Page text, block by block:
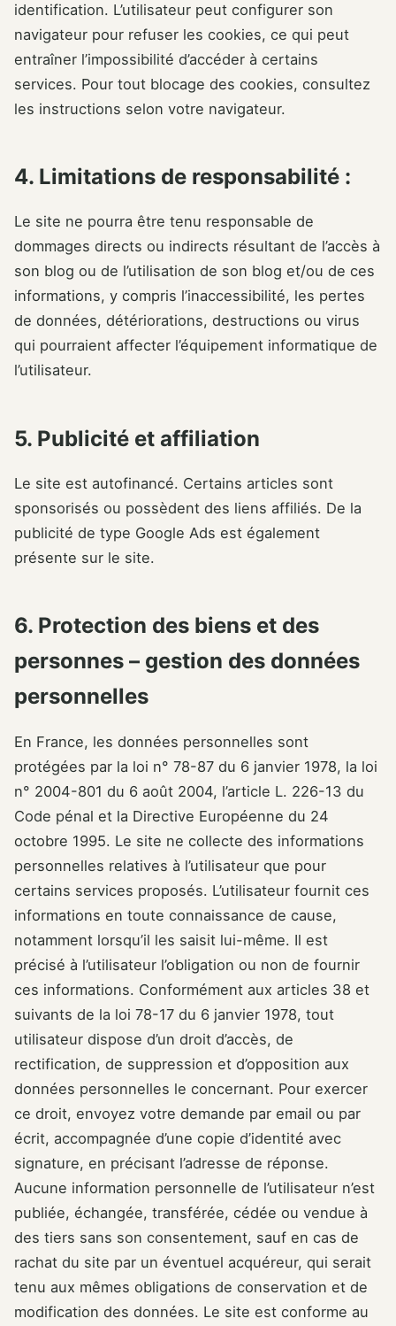
identification. L’utilisateur peut configurer son
navigateur pour refuser les cookies, ce qui peut
entraîner l’impossibilité d’accéder à certains
services. Pour tout blocage des cookies, consultez
les instructions selon votre navigateur.
4. Limitations de responsabilité :
Le site ne pourra être tenu responsable de
dommages directs ou indirects résultant de l’accès à
son blog ou de l’utilisation de son blog et/ou de ces
informations, y compris l’inaccessibilité, les pertes
de données, détériorations, destructions ou virus
qui pourraient affecter l’équipement informatique de
l’utilisateur.
5. Publicité et affiliation
Le site est autofinancé. Certains articles sont
sponsorisés ou possèdent des liens affiliés. De la
publicité de type Google Ads est également
présente sur le site.
6. Protection des biens et des
personnes – gestion des données
personnelles
En France, les données personnelles sont
protégées par la loi n° 78-87 du 6 janvier 1978, la loi
n° 2004-801 du 6 août 2004, l’article L. 226-13 du
Code pénal et la Directive Européenne du 24
octobre 1995. Le site ne collecte des informations
personnelles relatives à l’utilisateur que pour
certains services proposés. L’utilisateur fournit ces
informations en toute connaissance de cause,
notamment lorsqu’il les saisit lui-même. Il est
précisé à l’utilisateur l’obligation ou non de fournir
ces informations. Conformément aux articles 38 et
suivants de la loi 78-17 du 6 janvier 1978, tout
utilisateur dispose d’un droit d’accès, de
rectification, de suppression et d’opposition aux
données personnelles le concernant. Pour exercer
ce droit, envoyez votre demande par email ou par
écrit, accompagnée d’une copie d’identité avec
signature, en précisant l’adresse de réponse.
Aucune information personnelle de l’utilisateur n’est
publiée, échangée, transférée, cédée ou vendue à
des tiers sans son consentement, sauf en cas de
rachat du site par un éventuel acquéreur, qui serait
tenu aux mêmes obligations de conservation et de
modification des données. Le site est conforme au